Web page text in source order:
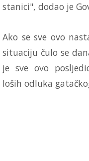
stanici", dodao je
Ako se sve ovo
situaciju čulo se
je sve ovo
loših odluka